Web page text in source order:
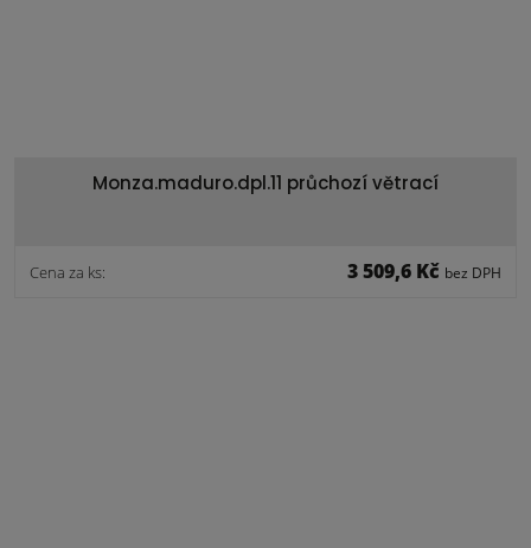
Monza.maduro.dpl.11 průchozí větrací
Cena za ks: 3 509,6 Kč bez DPH